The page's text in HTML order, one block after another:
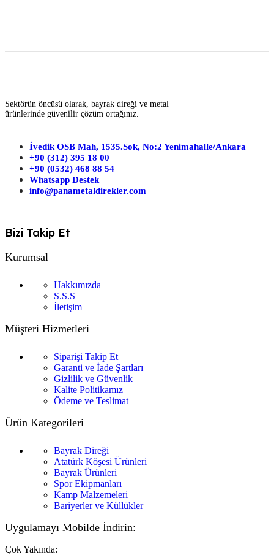
Sektörün öncüsü olarak, bayrak direği ve metal
ürünlerinde güvenilir çözüm ortağınız.
İvedik OSB Mah, 1535.Sok, No:2 Yenimahalle/Ankara
+90 (312) 395 18 00
+90 (0532) 468 88 54
Whatsapp Destek
info@panametaldirekler.com
Bizi Takip Et
Kurumsal
Hakkımızda
S.S.S
İletişim
Müşteri Hizmetleri
Siparişi Takip Et
Garanti ve İade Şartları
Gizlilik ve Güvenlik
Kalite Politikamız
Ödeme ve Teslimat
Ürün Kategorileri
Bayrak Direği
Atatürk Köşesi Ürünleri
Bayrak Ürünleri
Spor Ekipmanları
Kamp Malzemeleri
Bariyerler ve Küllükler
Uygulamayı Mobilde İndirin:
Çok Yakında: